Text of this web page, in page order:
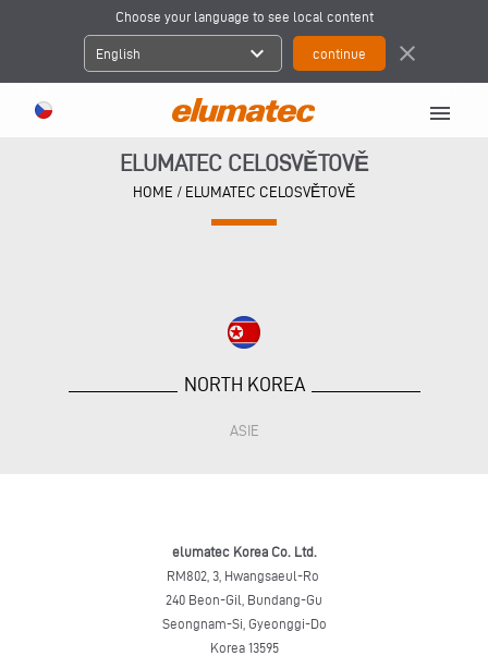
Choose your language to see local content
English expand_more close
menu
ELUMATEC CELOSVĚTOVĚ
HOME / ELUMATEC CELOSVĚTOVĚ
NORTH KOREA
ASIE
elumatec Korea Co. Ltd.
RM802, 3, Hwangsaeul-Ro
240 Beon-Gil, Bundang-Gu
Seongnam-Si, Gyeonggi-Do
Korea 13595